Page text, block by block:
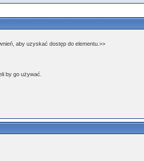
aby uzyskać dostęp do elementu.>>
by go używać.